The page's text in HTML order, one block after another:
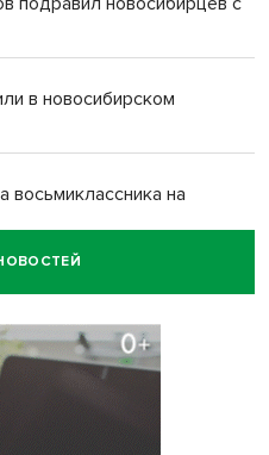
в новосибирском
восьмиклассника на
количество выходных
в автомобиле в